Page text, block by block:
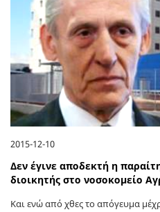
2015-12-10
Δεν έγινε αποδεκτή η
διοικητής στο νοσοκομείο
Και ενώ από χθες το απόγευμα